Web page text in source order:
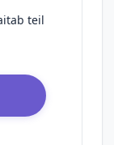
teil